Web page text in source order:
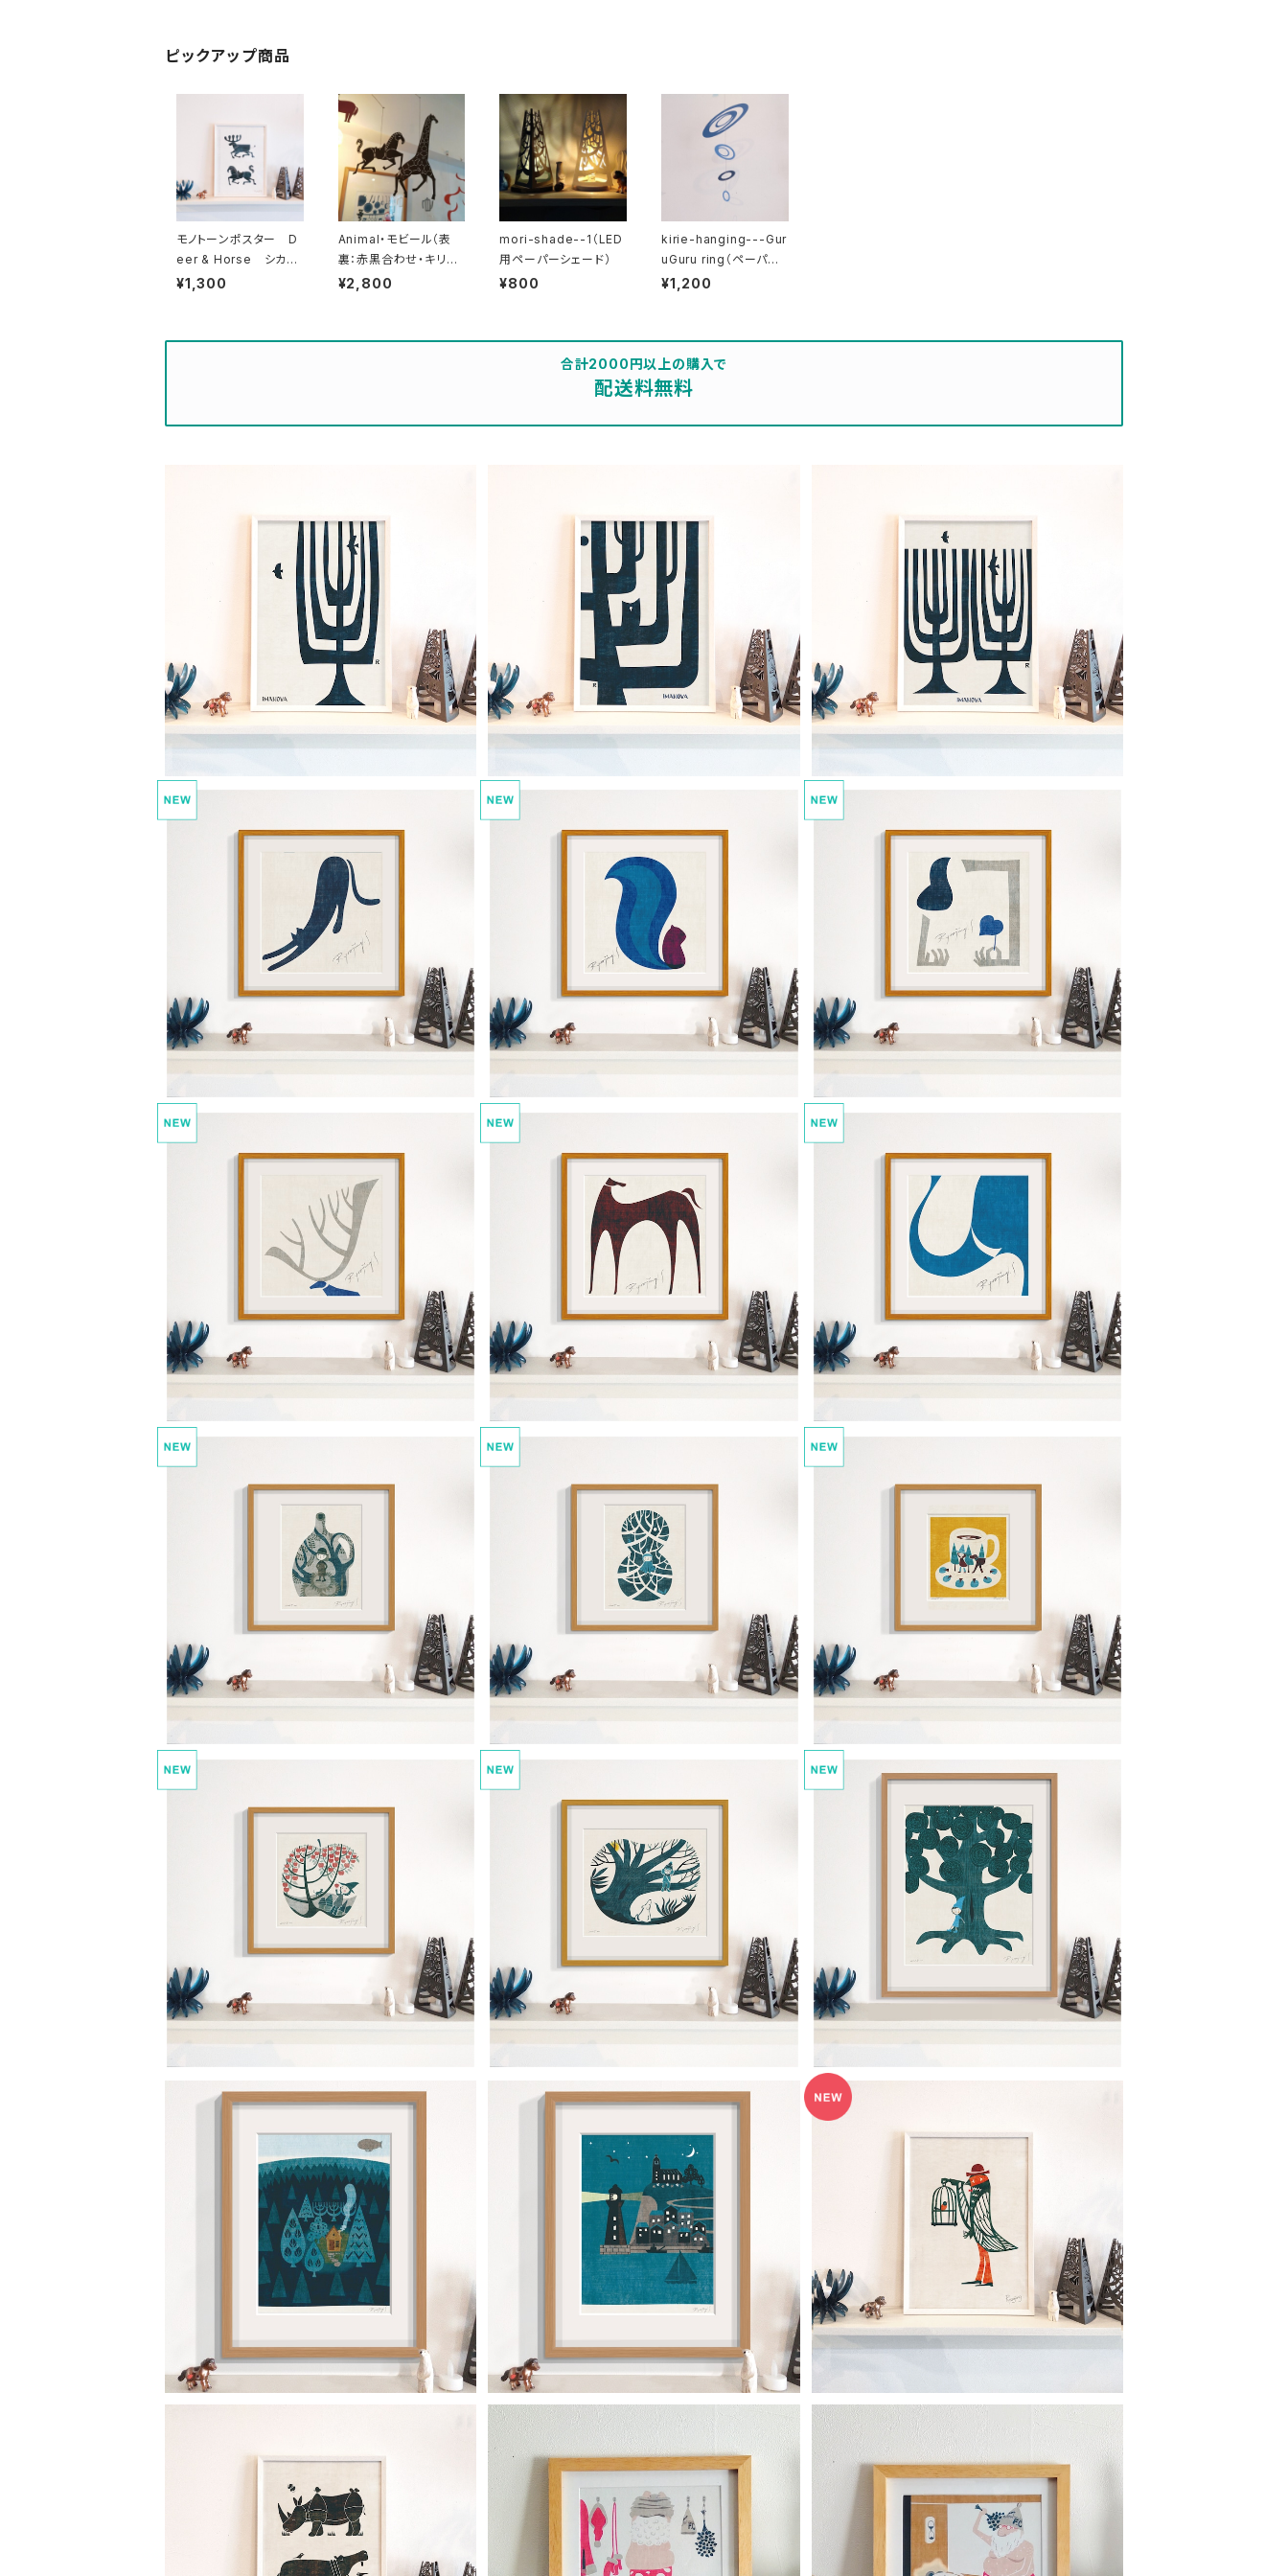
ピックアップ商品
モノトーンポスター D
eer & Horse シカと
ウマ
¥1,300
Animal・モビール（表
裏：赤黒合わせ・キリン・
ウマ・トナカイ・ラクダ・
¥2,800
mori-shade--1（LED
用ペーパーシェード）
¥800
kirie-hanging---Gur
uGuru ring（ペーパー
オーナメント）
¥1,200
合計2000円以上の購入で
配送料無料
モノトーンポスター imanova Tree 1
¥1,300
モノトーンポスター imanova Tree 2
¥1,300
モノトーンポスター imanova Tree 3
¥1,300
soreto 1 nobi
¥25,000
soreto 2 risu
¥25,000
soreto 3 saru
¥25,000
soreto 4 tsuno
¥25,000
soreto 5 uma
¥25,000
soreto 6 zou
¥25,000
kitokoto 1 キトキト、コトコト、きこえてる
¥22,000
kitokoto 2 しゅる〜んと、かぜがふいてい
る
¥22,000
kitokoto 3 いつだって、いつまでも
¥22,000
kitokoto 4 たわわな、ある日
¥22,000
kitokoto 5 ナイショ話
¥25,000
kitokoto 6 いつもはなしをしてくれる
¥35,000
「森の小屋」15枚限定（フレーム・サイン・エデ
ィションNO.付）
¥22,000
「港町の教会」15枚限定（フレーム・サイン・エ
ディションNO.付）
¥22,000
バイカラーポスター Birdman2 Birdma
nと鳥籠
¥1,300
o サイとカバ
脱ぎサンタ （スクエアフレーム付・サイン入
り）蒸しサンタシリーズ・サウナサンタ
蒸しサンタ （スクエアフレーム付・サイン入
り）蒸しサンタシリーズ・サウナサンタ